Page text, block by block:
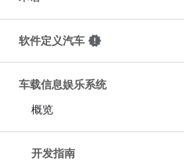
软件定义汽车
车载信息娱乐系统
概览
开发指南